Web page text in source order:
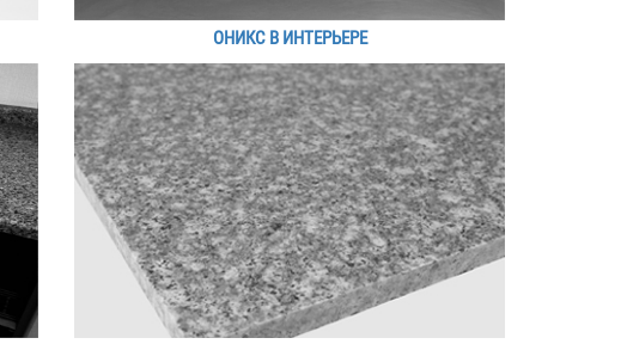
ОНИКС В ИНТЕРЬЕРЕ